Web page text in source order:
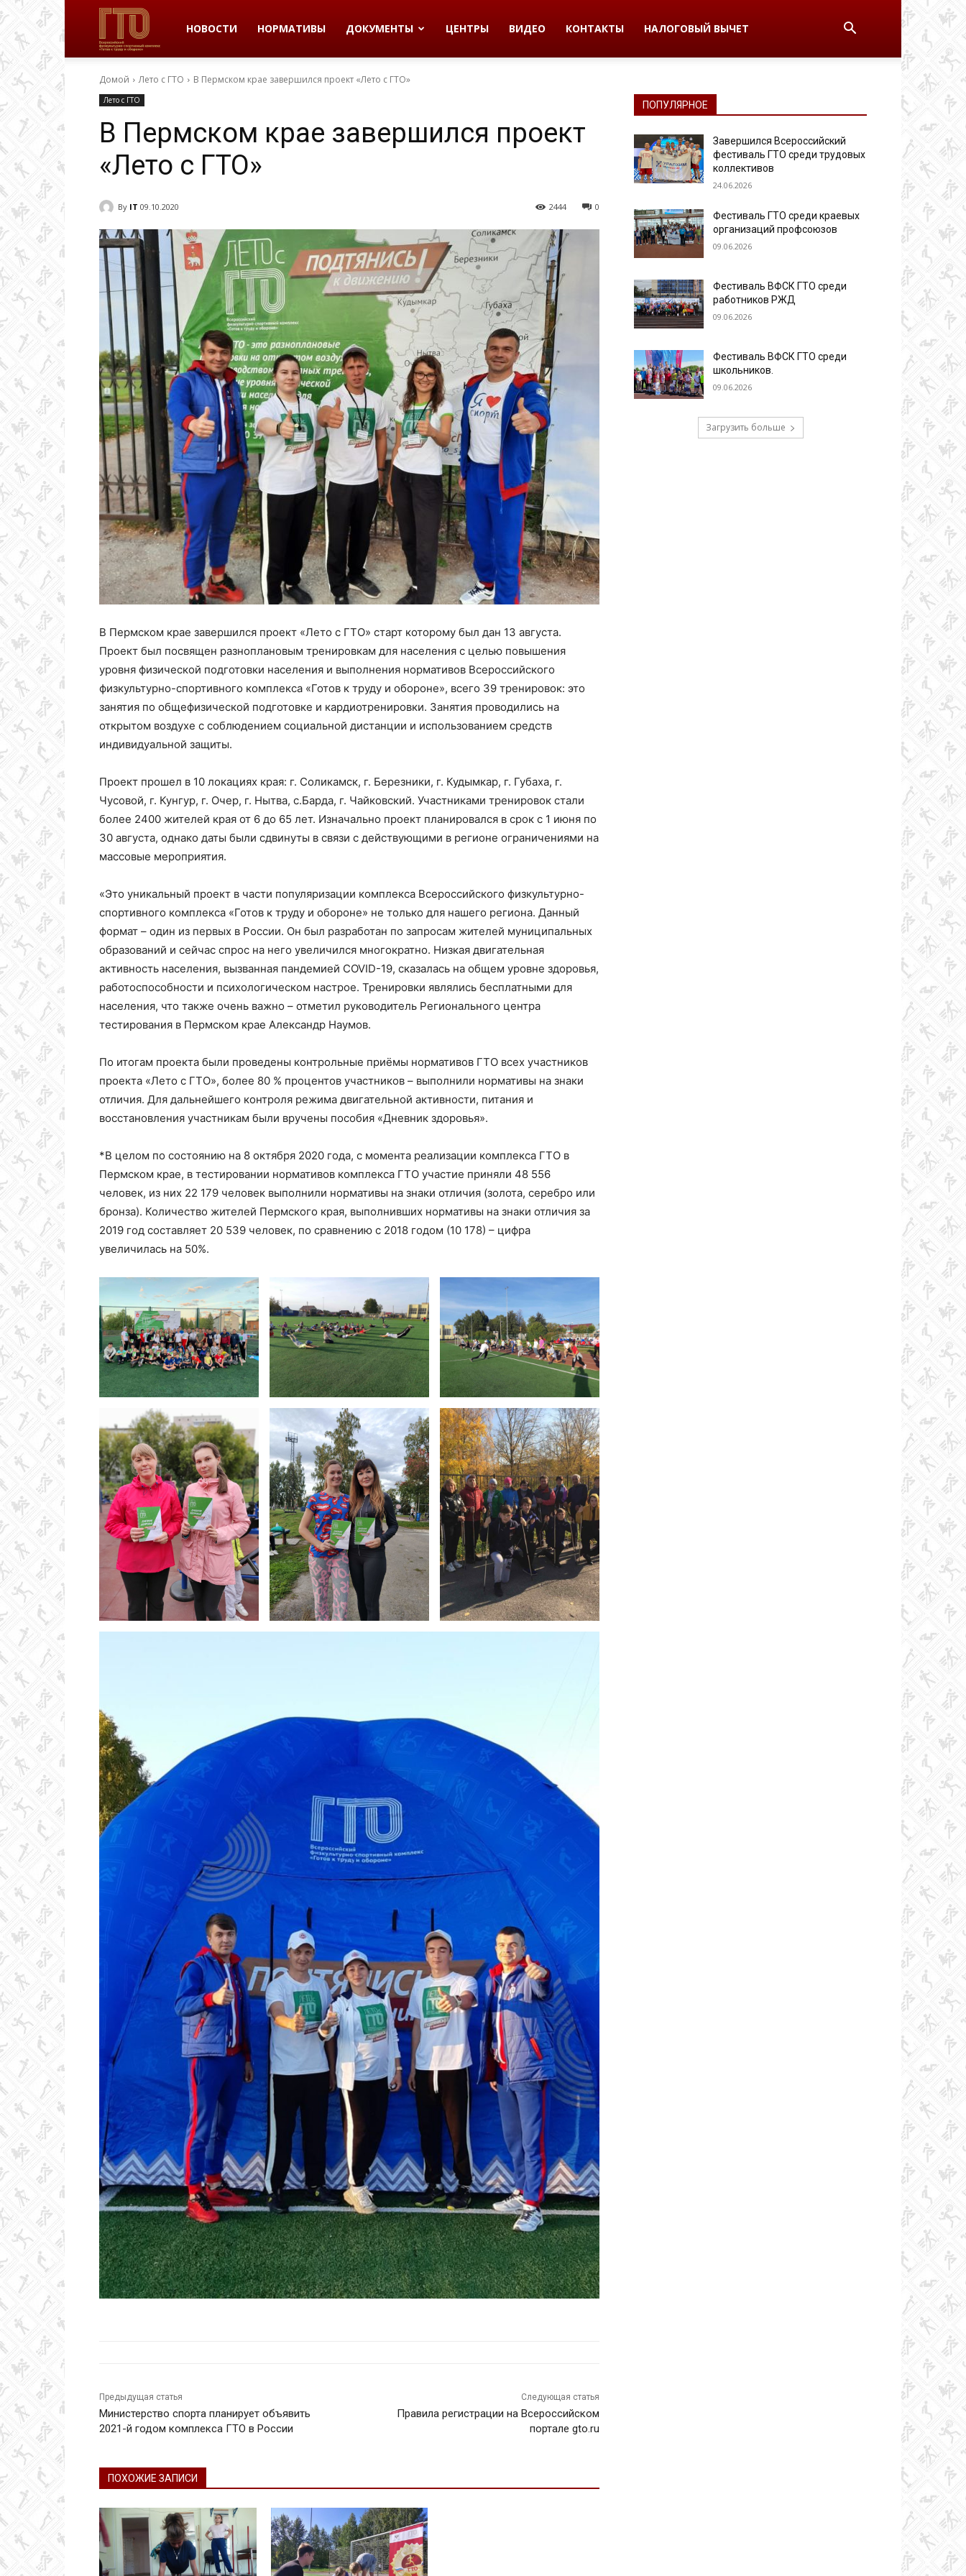
ВФСК
ГТО
в
крае
|
Колледж
олимпийского
резерва
Пермского
края
НОВОСТИ НОРМАТИВЫ ДОКУМЕНТЫ ЦЕНТРЫ ВИДЕО КОНТАКТЫ НАЛОГОВЫЙ ВЫЧЕТ
Домой Лето с ГТО В Пермском крае завершился проект «Лето с ГТО»
Лето с ГТО
В Пермском крае завершился проект
«Лето с ГТО»
By IT 09.10.2020 0
2444
В Пермском крае завершился проект «Лето с ГТО» старт которому был дан 13 августа.
Проект был посвящен разноплановым тренировкам для населения с целью повышения
уровня физической подготовки населения и выполнения нормативов Всероссийского
физкультурно-спортивного комплекса «Готов к труду и обороне», всего 39 тренировок: это
занятия по общефизической подготовке и кардиотренировки. Занятия проводились на
открытом воздухе с соблюдением социальной дистанции и использованием средств
индивидуальной защиты.
Проект прошел в 10 локациях края: г. Соликамск, г. Березники, г. Кудымкар, г. Губаха, г.
Чусовой, г. Кунгур, г. Очер, г. Нытва, с.Барда, г. Чайковский. Участниками тренировок стали
более 2400 жителей края от 6 до 65 лет. Изначально проект планировался в срок с 1 июня по
30 августа, однако даты были сдвинуты в связи с действующими в регионе ограничениями на
массовые мероприятия.
«Это уникальный проект в части популяризации комплекса Всероссийского физкультурно-
спортивного комплекса «Готов к труду и обороне» не только для нашего региона. Данный
формат – один из первых в России. Он был разработан по запросам жителей муниципальных
образований и сейчас спрос на него увеличился многократно. Низкая двигательная
активность населения, вызванная пандемией COVID-19, сказалась на общем уровне здоровья,
работоспособности и психологическом настрое. Тренировки являлись бесплатными для
населения, что также очень важно – отметил руководитель Регионального центра
тестирования в Пермском крае Александр Наумов.
По итогам проекта были проведены контрольные приёмы нормативов ГТО всех участников
проекта «Лето с ГТО», более 80 % процентов участников – выполнили нормативы на знаки
отличия. Для дальнейшего контроля режима двигательной активности, питания и
восстановления участникам были вручены пособия «Дневник здоровья».
*В целом по состоянию на 8 октября 2020 года, с момента реализации комплекса ГТО в
Пермском крае, в тестировании нормативов комплекса ГТО участие приняли 48 556
человек, из них 22 179 человек выполнили нормативы на знаки отличия (золота, серебро или
бронза). Количество жителей Пермского края, выполнивших нормативы на знаки отличия за
2019 год составляет 20 539 человек, по сравнению с 2018 годом (10 178) – цифра
увеличилась на 50%.
Предыдущая статья
Министерство спорта планирует объявить
2021-й годом комплекса ГТО в России
Следующая статья
Правила регистрации на Всероссийском
портале gto.ru
ПОХОЖИЕ ЗАПИСИ
ПОПУЛЯРНОЕ
Завершился Всероссийский
фестиваль ГТО среди трудовых
коллективов
24.06.2026
Фестиваль ГТО среди краевых
организаций профсоюзов
09.06.2026
Фестиваль ВФСК ГТО среди
работников РЖД
09.06.2026
Фестиваль ВФСК ГТО среди
школьников.
09.06.2026
Загрузить больше